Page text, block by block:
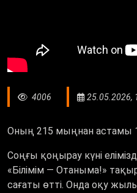
4006 25.05.2026,
Оның 215 мыңнан астамы
Соңғы қоңырау күні
«Білімім — Отаныма!»
сағаты өтті. Онда оқу